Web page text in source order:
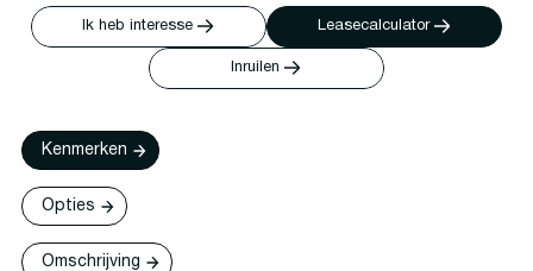
Ik heb interesse Leasecalculator
Inruilen
Kenmerken
Opties
Omschrijving